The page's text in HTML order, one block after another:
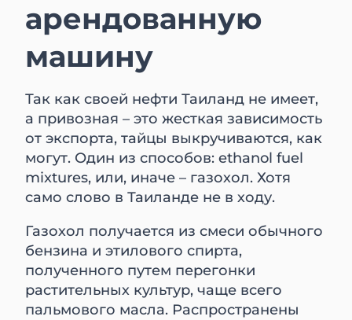
арендованную
машину
Так как своей нефти Таиланд не имеет,
а привозная – это жесткая зависимость
от экспорта, тайцы выкручиваются, как
могут. Один из способов: ethanol fuel
mixtures, или, иначе – газохол. Хотя
само слово в Таиланде не в ходу.
Газохол получается из смеси обычного
бензина и этилового спирта,
полученного путем перегонки
растительных культур, чаще всего
пальмового масла. Распространены